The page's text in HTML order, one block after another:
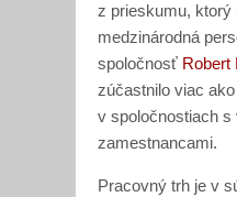
z prieskumu, ktorý
medzinárodná
spoločnosť Robert
zúčastnilo viac
v spoločnostiach s
zamestnancami.
Pracovný trh je v